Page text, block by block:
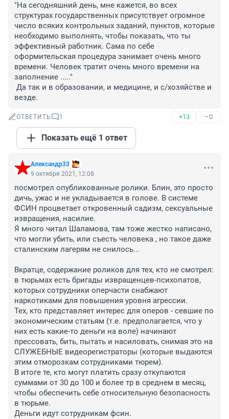
"На сегодняшний день, мне кажется, во всех
структурах государственных присутствует огромное
число всяких контрольных заданий, пунктов, которые
необходимо выполнять, чтобы показать, что ты
эффективный работник. Сама по себе
оформительская процедура занимает очень много
времени. Человек тратит очень много времени на
заполнение ....."
Да так и в образовании, и медицине, и с/хозяйстве и
везде.
ОТВЕТИТЬ 1 +13 –0
Показать ещё 1 ответ
Александр33
9 октября 2021, 12:08
посмотрел опубликованные ролики. Блин, это просто
дичь, ужас и не укладывается в голове. В системе
ФСИН процветает откровенный садизм, сексуальные
извращения, насилие.
Я много читал Шаламова, там тоже жестко написано,
что могли убить, или съесть человека , но такое даже
сталинским лагерям не снилось...
Вкратце, содержание роликов для тех, кто не смотрел:
в тюрьмах есть бригады извращенцев-психопатов,
которых сотрудники оперчасти снабжают
наркотиками для повышения уровня агрессии.
Тех, кто представляет интерес для оперов - севшие по
экономическим статьям (т.е. предполагается, что у
них есть какие-то деньги на воле) начинают
прессовать, бить, пытать и насиловать, снимая это на
СЛУЖЕБНЫЕ видеорегистраторы (которые выдаются
этим отморозкам сотрудниками тюрем).
В итоге те, кто могут платить сразу откупаются
суммами от 30 до 100 и более тр в среднем в месяц,
чтобы обеспечить себе относительную безопасность
в тюрьме.
Деньги идут сотрудникам фсин.